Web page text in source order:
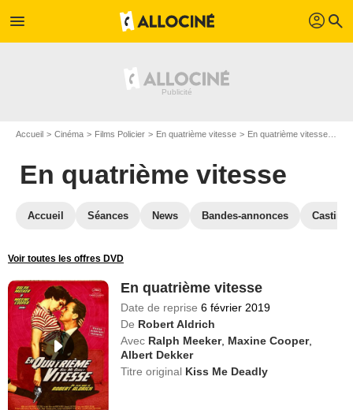
menu profil search
Accueil Cinéma Films Policier En quatrième vitesse En quatrième vitesse en DVD
En quatrième vitesse
Accueil Séances News Bandes-annonces Casting
Voir toutes les offres DVD
En quatrième vitesse
Date de reprise 6 février 2019
De Robert Aldrich
Avec Ralph Meeker, Maxine Cooper,
Albert Dekker
Titre original Kiss Me Deadly